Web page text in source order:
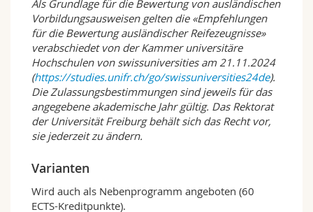
echten empirischen Studien beteiligen. Darüber
hinaus können sie an den vom national
anerkannten Wissenschaftlichen
Kompetenzzentrum für Mehrsprachigkeit
organisierten Workshops teilnehmen. Den
Literaturstudierenden steht die Möglichkeit
offen, Kurse am Institut für Allgemeine und
Vergleichende Literaturwissenschaft zu
belegen.
Im Rahmen Ihres Studiums lernen Sie viele
Facetten der englischen Literatur und Linguistik
kennen – nicht nur da und dort ein Fragment:
Als Grundlage für die Bewertung von ausländischen
Vorbildungsausweisen gelten die «Empfehlungen
für die Bewertung ausländischer Reifezeugnisse»
verabschiedet von der Kammer universitäre
Hochschulen von swissuniversities am 21.11.2024
(https://studies.unifr.ch/go/swissuniversities24de).
Die Zulassungsbestimmungen sind jeweils für das
angegebene akademische Jahr gültig. Das Rektorat
der Universität Freiburg behält sich das Recht vor,
sie jederzeit zu ändern.
Varianten
Wird auch als Nebenprogramm angeboten (60
ECTS-Kreditpunkte).